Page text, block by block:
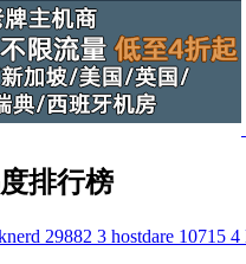
排行榜
29882 3 hostdare 10715 4